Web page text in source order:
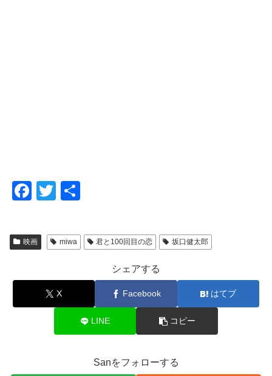
F
c
e
o
o
T
tt
er
映画 miwa 君と100回目の恋 坂口健太郎
シェアする
X Facebook はてブ
LINE コピー
Sanをフォローする